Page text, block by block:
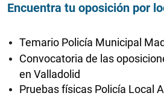
Encuentra tu oposición por
Temario Policía Municipal
Convocatoria de las
en Valladolid
Pruebas físicas Policía Local